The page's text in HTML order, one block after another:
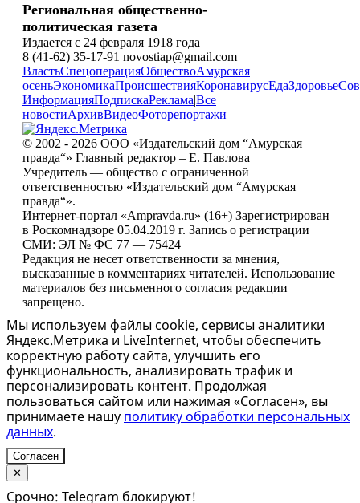
Региональная общественно-
политическая газета
Издается с 24 февраля 1918 года
8 (41-62) 35-17-91 novostiap@gmail.com
ВластьСпецоперацияОбществоАмурская
осеньЭкономикаПроисшествияКоронавирусЕдаЗдоровье
ИнформацияПодпискаРеклама|Все
новостиАрхивВидеоФоторепортажи
© 2002 - 2026 ООО «Издательский дом “Амурская
правда“» Главный редактор – Е. Павлова
Учредитель — общество с ограниченной
ответственностью «Издательский дом “Амурская
правда“».
Интернет-портал «Ampravda.ru» (16+) Зарегистрирован
в Роскомнадзоре 05.04.2019 г. Запись о регистрации
СМИ: ЭЛ № ФС 77 — 75424
Редакция не несет ответственности за мнения,
высказанные в комментариях читателей. Использование
материалов без письменного согласия редакции
запрещено.
Мы используем файлы cookie, сервисы аналитики
Яндекс.Метрика и LiveInternet, чтобы обеспечить
корректную работу сайта, улучшить его
функциональность, анализировать трафик и
персонализировать контент. Продолжая
пользоваться сайтом или нажимая «Согласен», вы
принимаете нашу политику обработки персональных
данных.
Согласен
✕
Срочно: Telegram блокируют!